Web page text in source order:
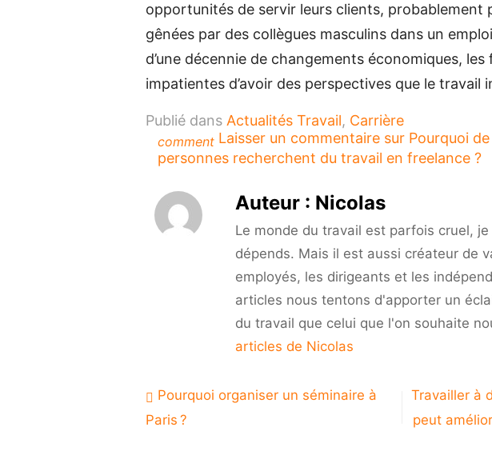
opportunités de servir leurs clients, probablement
gênées par des collègues masculins dans un
d’une décennie de changements économiques,
impatientes d’avoir des perspectives que le
Publié dans Actualités Travail, Carrière
comment Laisser un commentaire sur Pourquoi
personnes recherchent du travail en freelance ?
Auteur : Nicolas
Le monde du travail est parfois cruel,
dépends. Mais il est aussi créateur de
employés, les dirigeants et les
articles nous tentons d'apporter un
du travail que celui que l'on souhaite
articles de Nicolas
Navigation
de
Pourquoi organiser un séminaire à
Paris ?
Travailler à
peut